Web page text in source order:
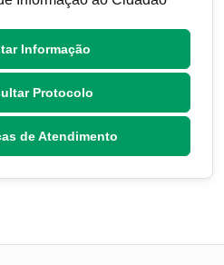
Informação
Protocolo
de Atendimento